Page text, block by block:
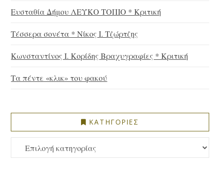
Ευσταθία Δήμου ΛΕΥΚΟ ΤΟΠΙΟ * Κριτική
Τέσσερα σονέτα * Νίκος Ι. Τζώρτζης
Κωνσταντίνος Ι. Κορίδης Βραχυγραφίες * Κριτική
Τα πέντε «κλικ» του φακού
ΚΑΤΗΓΟΡΙΕΣ
ΚΑΤΗΓΟΡΙΕΣ